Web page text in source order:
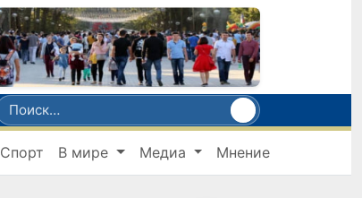
Спорт В мире Медиа Мнение